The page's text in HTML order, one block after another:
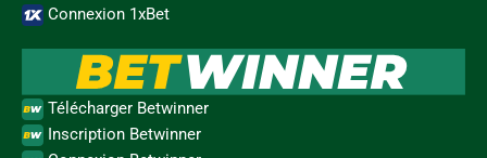
Connexion 1xBet
Télécharger Betwinner
Inscription Betwinner